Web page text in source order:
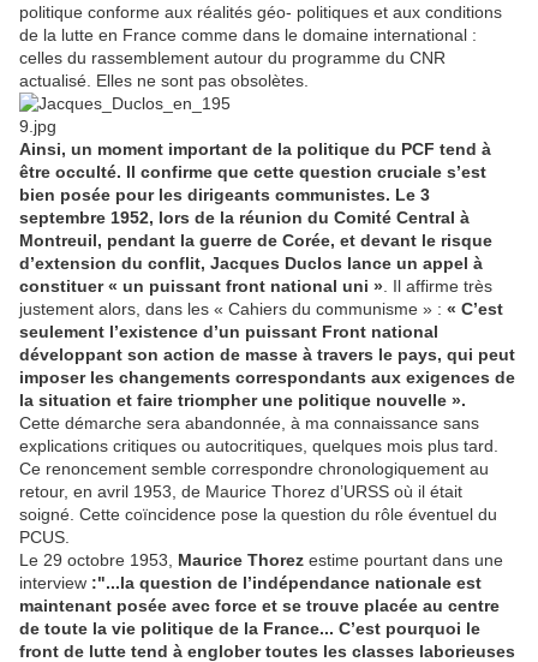
politique conforme aux réalités géo- politiques et aux conditions
de la lutte en France comme dans le domaine international :
celles du rassemblement autour du programme du CNR
actualisé. Elles ne sont pas obsolètes.
Ainsi, un moment important de la politique du PCF tend à
être occulté. Il confirme que cette question cruciale s’est
bien posée pour les dirigeants communistes. Le 3
septembre 1952, lors de la réunion du Comité Central à
Montreuil, pendant la guerre de Corée, et devant le risque
d’extension du conflit, Jacques Duclos lance un appel à
constituer « un puissant front national uni » . Il affirme très
justement alors, dans les « Cahiers du communisme » : « C’est
seulement l’existence d’un puissant Front national
développant son action de masse à travers le pays, qui peut
imposer les changements correspondants aux exigences de
la situation et faire triompher une politique nouvelle ».
Cette démarche sera abandonnée, à ma connaissance sans
explications critiques ou autocritiques, quelques mois plus tard.
Ce renoncement semble correspondre chronologiquement au
retour, en avril 1953, de Maurice Thorez d’URSS où il était
soigné. Cette coïncidence pose la question du rôle éventuel du
PCUS.
Le 29 octobre 1953, Maurice Thorez estime pourtant dans une
interview :"...la question de l’indépendance nationale est
maintenant posée avec force et se trouve placée au centre
de toute la vie politique de la France... C’est pourquoi le
front de lutte tend à englober toutes les classes laborieuses